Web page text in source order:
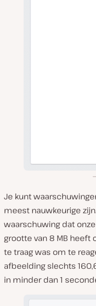
Je kunt
meest nauwkeurige
waarschuwing dat
grootte van 8 MB
te traag was om te
afbeelding slechts
in minder dan 1